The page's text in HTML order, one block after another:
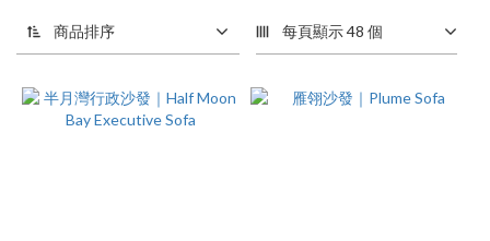
商品排序 每頁顯示 48 個